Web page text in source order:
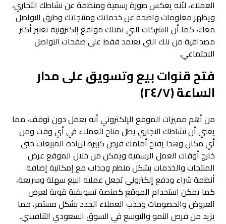
العملاء، لأنه يعكس صورة رسمية ومنظمة عن نشاطك التجاري،
ويظهر معلومات واضحة عن خدماتك ومنتجاتك وطرق التواصل
معك، كما أن الشركات التي تمتلك مواقع إلكترونية تعتبر أكثر
مصداقية من تلك التي تعتمد فقط على صفحات التواصل
الاجتماعي.
فتح قنوات بيع وتسويق على مدار
الساعة (٢٤/٧)
من أهم مميزات الموقع الإلكتروني أنه يعمل دون توقف، مما
يعني أن نشاطك التجاري يظل متاح للعملاء في أي وقت ومن
أي مكان وهذا يفتح أمامك فرص كبيرة لزيادة المبيعات حتى
خارج أوقات العمل الرسمية ويمكن من خلال الموقع عرض
المنتجات والخدمات بشكل منظم وجذاب مع إمكانية إضافة
أنظمة شراء ودفع إلكتروني تجعل عملية البيع سهلة وسريعة،
كما يمكن استخدام الموقع كمنصة تسويقية قوية لعرض
العروض والخصومات وجذب العملاء الجدد بشكل مستمر، مما
يزيد من فرص النمو والتوسع في السوق السعودي التنافسي.